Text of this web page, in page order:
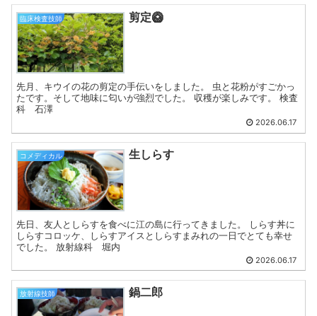
臨床検査技師 剪定🥝
先月、キウイの花の剪定の手伝いをしました。 虫と花粉がすごかっ
たです。そして地味に匂いが強烈でした。 収穫が楽しみです。 検査
科 石澤
2026.06.17
コメディカル 生しらす
先日、友人としらすを食べに江の島に行ってきました。 しらす丼に
しらすコロッケ、しらすアイスとしらすまみれの一日でとても幸せ
でした。 放射線科 堀内
2026.06.17
放射線技師 鍋二郎